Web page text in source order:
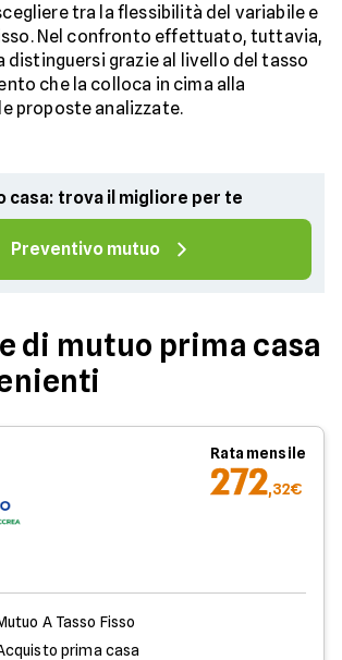
tra la flessibilità del variabile e
Nel confronto effettuato, tuttavia,
distinguersi grazie al livello del tasso
che la colloca in cima alla
proposte analizzate.
casa: trova il migliore per te
Preventivo mutuo
di mutuo prima casa
Rata mensile
272,32€
A Tasso Fisso
prima casa